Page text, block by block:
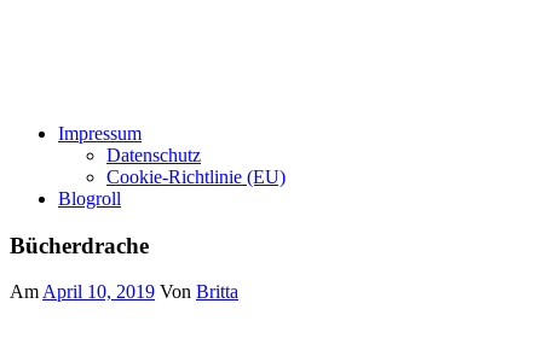
Impressum
Datenschutz
Cookie-Richtlinie (EU)
Blogroll
Bücherdrache
AmApril 10, 2019 Von Britta